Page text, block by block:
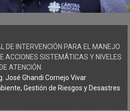
DE INTERVENCIÓN PARA EL MANEJO
ACCIONES SISTEMÁTICAS Y NIVELES
ATENCIÓN
José Ghandi Cornejo Vivar
Gestión de Riesgos y Desastres